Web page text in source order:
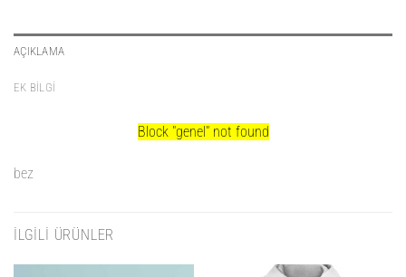
AÇIKLAMA
EK BILGI
Block "genel"not found
bez
İLGILI ÜRÜNLER